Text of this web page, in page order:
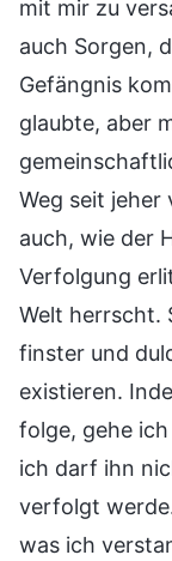
mit mir zu
auch Sorgen,
Gefängnis
glaubte, aber
Weg seit
auch, wie der
Verfolgung
Welt herrscht.
finster und
existieren.
folge, gehe
ich darf ihn
verfolgt
was ich